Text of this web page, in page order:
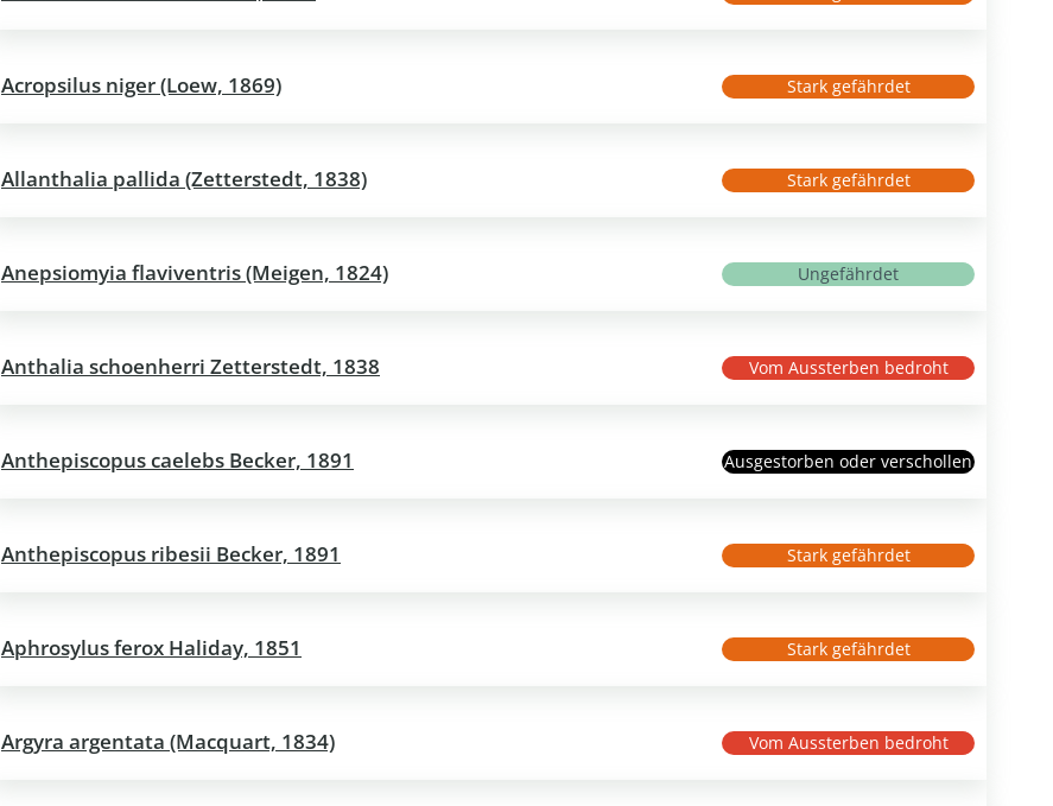
Acropsilus niger (Loew, 1869) Stark gefährdet
Allanthalia pallida (Zetterstedt, 1838) Stark gefährdet
Anepsiomyia flaviventris (Meigen, 1824) Ungefährdet
Anthalia schoenherri Zetterstedt, 1838 Vom Aussterben bedroht
Anthepiscopus caelebs Becker, 1891 Ausgestorben oder verschollen
Anthepiscopus ribesii Becker, 1891 Stark gefährdet
Aphrosylus ferox Haliday, 1851 Stark gefährdet
Argyra argentata (Macquart, 1834) Vom Aussterben bedroht